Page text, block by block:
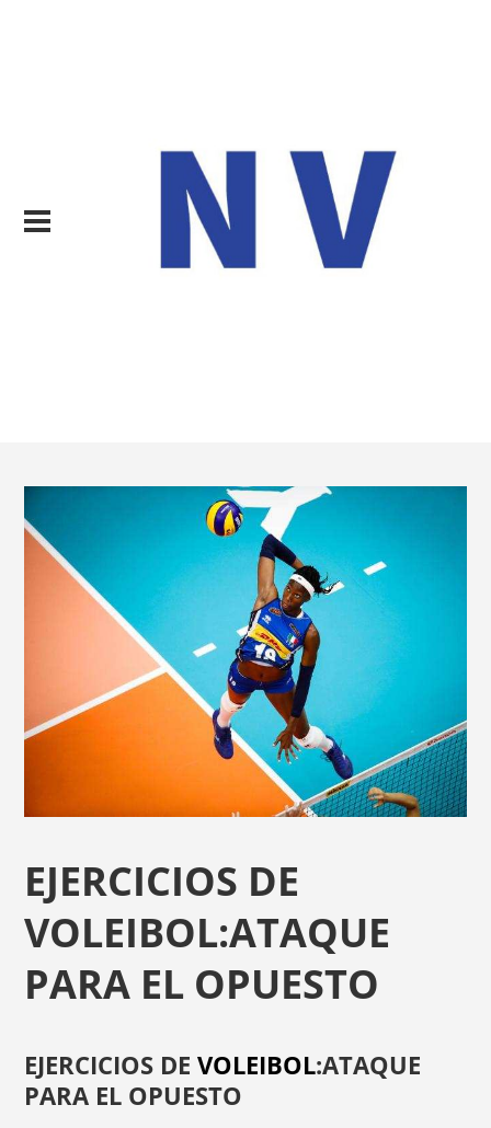
EJERCICIOS DE
VOLEIBOL:ATAQUE
PARA EL OPUESTO
EJERCICIOS DEVOLEIBOL:ATAQUE
PARA EL OPUESTO